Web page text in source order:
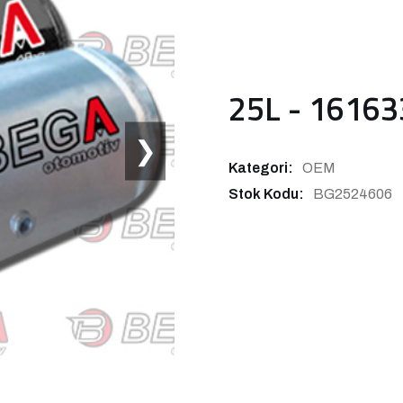
❯
25L -
Kategori:
OEM
Stok Kodu:
BG2524606